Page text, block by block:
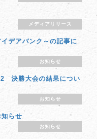
メディアリリース
デアバンク～の記事に
お知らせ
決勝大会の結果につい
お知らせ
らせ
お知らせ